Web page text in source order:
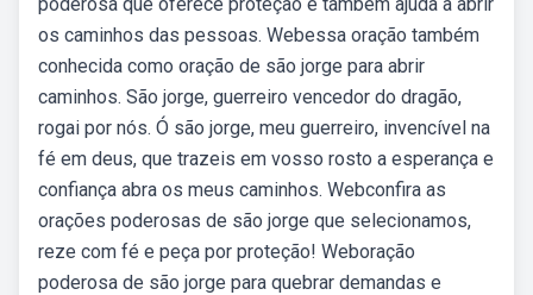
os caminhos das pessoas. Webessa oração também
conhecida como oração de são jorge para abrir
caminhos. São jorge, guerreiro vencedor do dragão,
rogai por nós. Ó são jorge, meu guerreiro, invencível na
fé em deus, que trazeis em vosso rosto a esperança e
confiança abra os meus caminhos. Webconfira as
orações poderosas de são jorge que selecionamos,
reze com fé e peça por proteção! Weboração
poderosa de são jorge para quebrar demandas e